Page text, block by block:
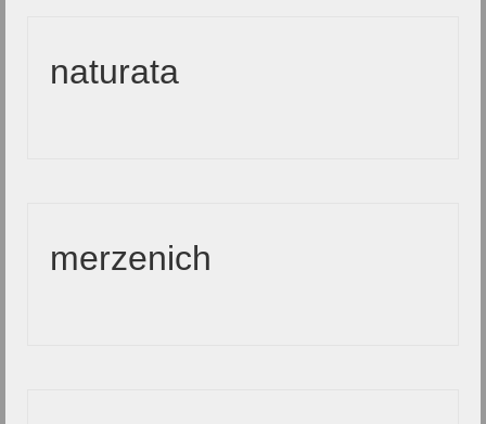
naturata
merzenich